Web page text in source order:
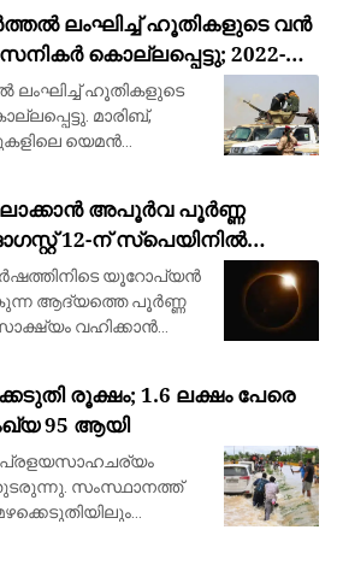
ലംഘിച്ച് ഹൂതികളുടെ വൻ
കൊല്ലപ്പെട്ടു; 2022-ന്
ഏറ്റുമുട്ടൽ
ലംഘിച്ച് ഹൂതികളുടെ
മാരിബ്,
യെമൻ
അപൂർവ പൂർണ്ണ
12-ന് സ്പെയിനിൽ
യൂറോപ്യൻ
ആദ്യത്തെ പൂർണ്ണ
വഹിക്കാൻ
ആകാശപ്രേമികളും.
രൂക്ഷം; 1.6 ലക്ഷം പേരെ
95 ആയി
സംസ്ഥാനത്ത്
ഉയർന്നു. 14